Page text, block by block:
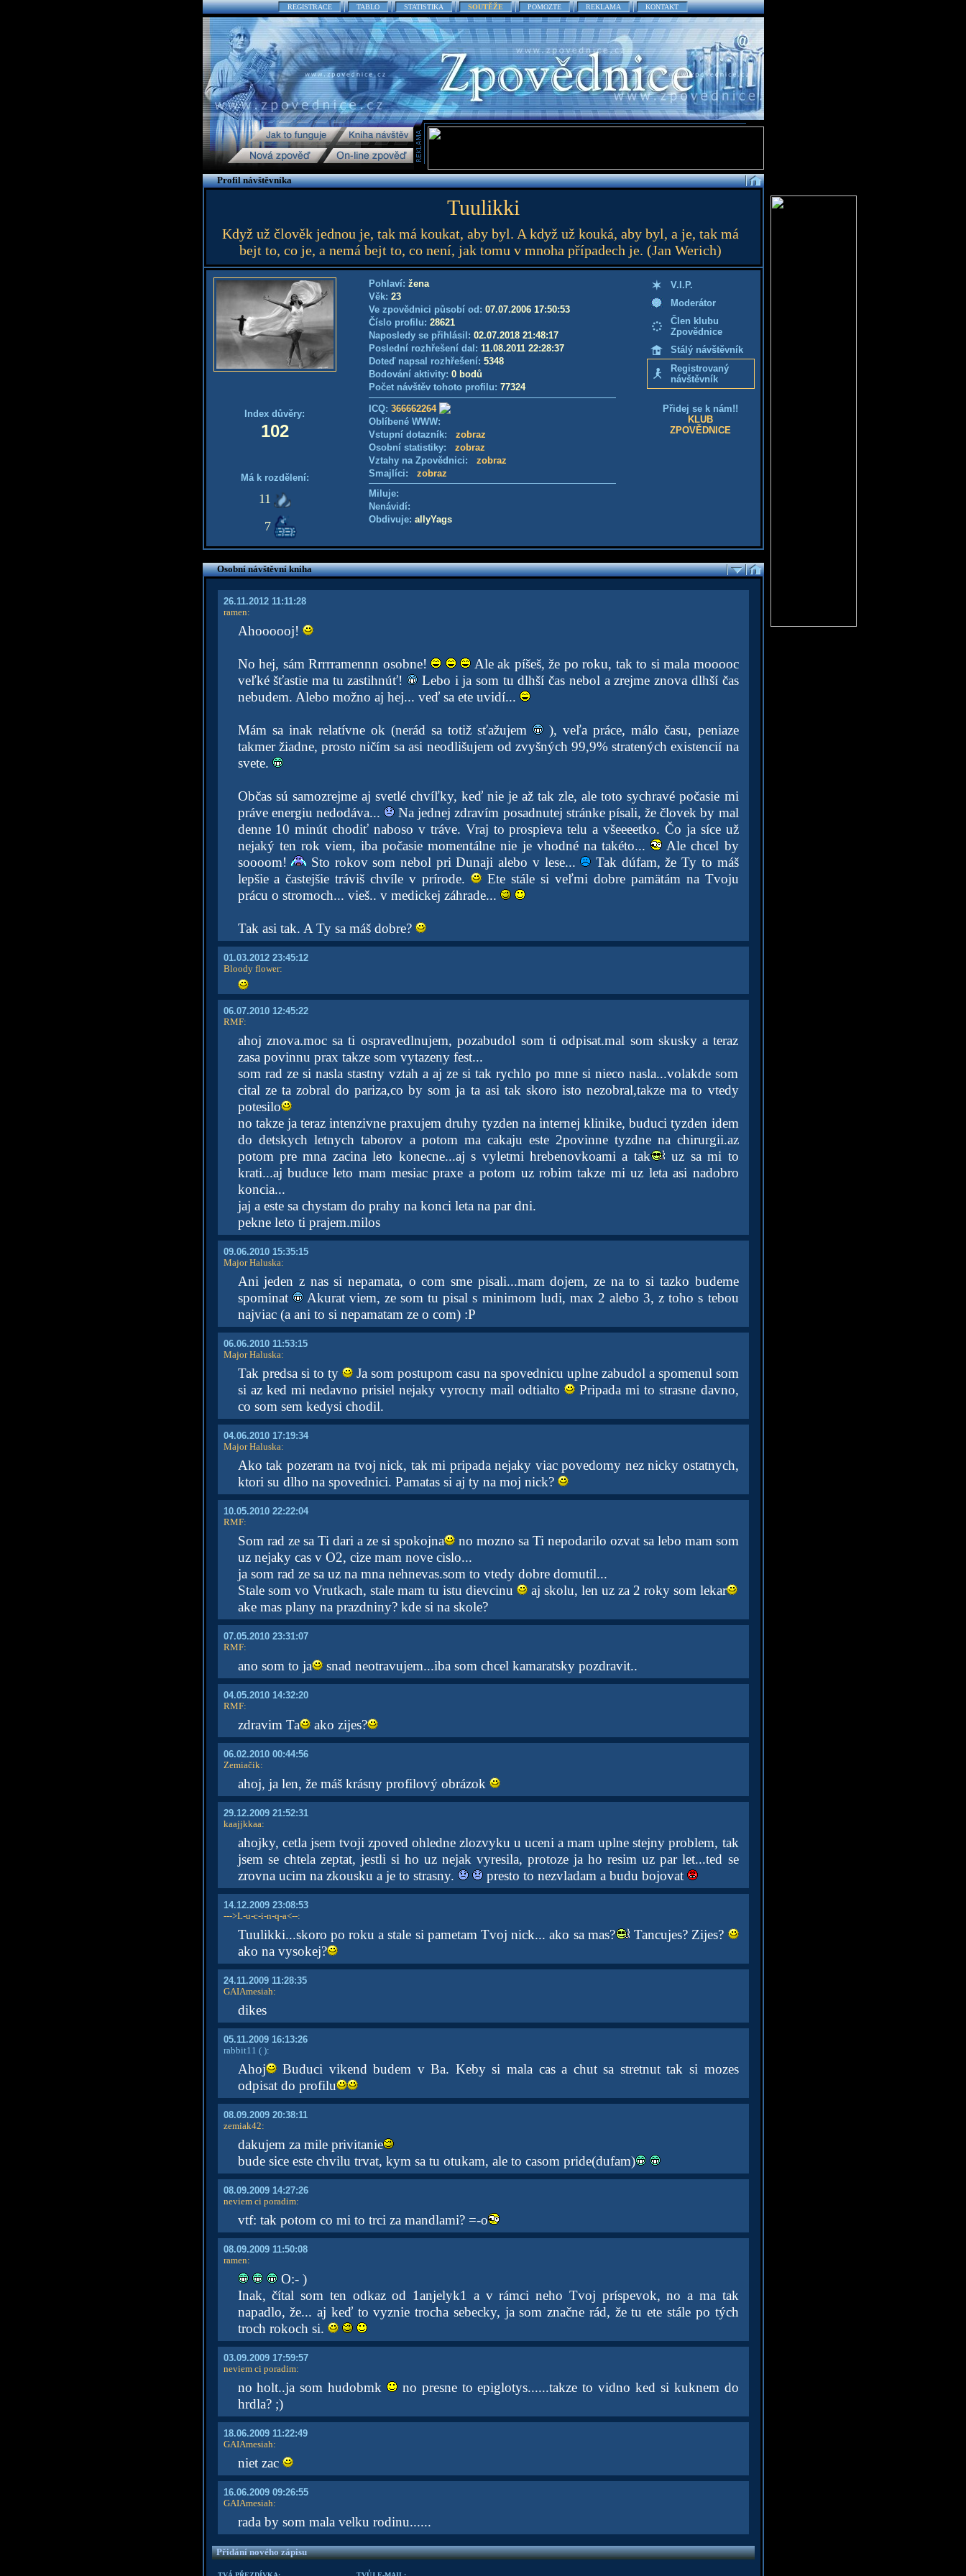
REGISTRACE TABLO STATISTIKA SOUTĚŽE POMOZTE REKLAMA KONTAKT
Profil návštěvníka
Tuulikki
Když už člověk jednou je, tak má koukat, aby byl. A když už kouká, aby byl, a je, tak má
bejt to, co je, a nemá bejt to, co není, jak tomu v mnoha případech je. (Jan Werich)
Index důvěry:
102
Má k rozdělení:
11
7
Pohlaví: žena
Věk: 23
Ve zpovědnici působí od: 07.07.2006 17:50:53
Číslo profilu: 28621
Naposledy se přihlásil: 02.07.2018 21:48:17
Poslední rozhřešení dal: 11.08.2011 22:28:37
Doteď napsal rozhřešení: 5348
Bodování aktivity: 0 bodů
Počet návštěv tohoto profilu: 77324
ICQ: 366662264
Oblíbené WWW:
Vstupní dotazník: zobraz
Osobní statistiky: zobraz
Vztahy na Zpovědnici: zobraz
Smajlíci: zobraz
Miluje:
Nenávidí:
Obdivuje: allyYags
V.I.P.
Moderátor
Člen klubu
Zpovědnice
Stálý návštěvník
Registrovaný
návštěvník
Přidej se k nám!!
KLUB
ZPOVĚDNICE
Osobní návštěvní kniha
26.11.2012 11:11:28
ramen:
Ahoooooj!
No hej, sám Rrrrramennn osobne!
Ale ak píšeš, že po roku, tak to si mala mooooc
veľké šťastie ma tu zastihnúť!
Lebo i ja som tu dlhší čas nebol a zrejme znova dlhší čas
nebudem. Alebo možno aj hej... veď sa ete uvidí...
Mám sa inak relatívne ok (nerád sa totiž sťažujem
), veľa práce, málo času, peniaze
takmer žiadne, prosto ničím sa asi neodlišujem od zvyšných 99,9% stratených existencií na
svete.
Občas sú samozrejme aj svetlé chvíľky, keď nie je až tak zle, ale toto sychravé počasie mi
práve energiu nedodáva...
Na jednej zdravím posadnutej stránke písali, že človek by mal
denne 10 minút chodiť naboso v tráve. Vraj to prospieva telu a všeeeetko. Čo ja síce už
nejaký ten rok viem, iba počasie momentálne nie je vhodné na takéto...
Ale chcel by
soooom!
Sto rokov som nebol pri Dunaji alebo v lese...
Tak dúfam, že Ty to máš
lepšie a častejšie tráviš chvíle v prírode.
Ete stále si veľmi dobre pamätám na Tvoju
prácu o stromoch... vieš.. v medickej záhrade...
Tak asi tak. A Ty sa máš dobre?
01.03.2012 23:45:12
Bloody flower:
06.07.2010 12:45:22
RMF:
ahoj znova.moc sa ti ospravedlnujem, pozabudol som ti odpisat.mal som skusky a teraz
zasa povinnu prax takze som vytazeny fest...
som rad ze si nasla stastny vztah a aj ze si tak rychlo po mne si nieco nasla...volakde som
cital ze ta zobral do pariza,co by som ja ta asi tak skoro isto nezobral,takze ma to vtedy
potesilo
no takze ja teraz intenzivne praxujem druhy tyzden na internej klinike, buduci tyzden idem
do detskych letnych taborov a potom ma cakaju este 2povinne tyzdne na chirurgii.az
potom pre mna zacina leto konecne...aj s vyletmi hrebenovkoami a tak
uz sa mi to
krati...aj buduce leto mam mesiac praxe a potom uz robim takze mi uz leta asi nadobro
koncia...
jaj a este sa chystam do prahy na konci leta na par dni.
pekne leto ti prajem.milos
09.06.2010 15:35:15
Major Haluska:
Ani jeden z nas si nepamata, o com sme pisali...mam dojem, ze na to si tazko budeme
spominat
Akurat viem, ze som tu pisal s minimom ludi, max 2 alebo 3, z toho s tebou
najviac (a ani to si nepamatam ze o com) :P
06.06.2010 11:53:15
Major Haluska:
Tak predsa si to ty
Ja som postupom casu na spovednicu uplne zabudol a spomenul som
si az ked mi nedavno prisiel nejaky vyrocny mail odtialto
Pripada mi to strasne davno,
co som sem kedysi chodil.
04.06.2010 17:19:34
Major Haluska:
Ako tak pozeram na tvoj nick, tak mi pripada nejaky viac povedomy nez nicky ostatnych,
ktori su dlho na spovednici. Pamatas si aj ty na moj nick?
10.05.2010 22:22:04
RMF:
Som rad ze sa Ti dari a ze si spokojna
no mozno sa Ti nepodarilo ozvat sa lebo mam som
uz nejaky cas v O2, cize mam nove cislo...
ja som rad ze sa uz na mna nehnevas.som to vtedy dobre domutil...
Stale som vo Vrutkach, stale mam tu istu dievcinu
aj skolu, len uz za 2 roky som lekar
ake mas plany na prazdniny? kde si na skole?
07.05.2010 23:31:07
RMF:
ano som to ja snad neotravujem...iba som chcel kamaratsky pozdravit..
04.05.2010 14:32:20
RMF:
zdravim Ta ako zijes?
06.02.2010 00:44:56
Zemiačik:
ahoj, ja len, že máš krásny profilový obrázok
29.12.2009 21:52:31
kaajjkkaa:
ahojky, cetla jsem tvoji zpoved ohledne zlozvyku u uceni a mam uplne stejny problem, tak
jsem se chtela zeptat, jestli si ho uz nejak vyresila, protoze ja ho resim uz par let...ted se
zrovna ucim na zkousku a je to strasny.
presto to nezvladam a budu bojovat
14.12.2009 23:08:53
--->L-u-c-i-n-q-a<--:
Tuulikki...skoro po roku a stale si pametam Tvoj nick... ako sa mas?
Tancujes? Zijes?
ako na vysokej?
24.11.2009 11:28:35
GAIAmesiah:
dikes
05.11.2009 16:13:26
rabbit11 ( ):
Ahoj
Buduci vikend budem v Ba. Keby si mala cas a chut sa stretnut tak si mozes
odpisat do profilu
08.09.2009 20:38:11
zemiak42:
dakujem za mile privitanie
bude sice este chvilu trvat, kym sa tu otukam, ale to casom pride(dufam)
08.09.2009 14:27:26
neviem ci poradim:
vtf: tak potom co mi to trci za mandlami? =-o
08.09.2009 11:50:08
ramen:
O:- )
Inak, čítal som ten odkaz od 1anjelyk1 a v rámci neho Tvoj príspevok, no a ma tak
napadlo, že... aj keď to vyznie trocha sebecky, ja som značne rád, že tu ete stále po tých
troch rokoch si.
03.09.2009 17:59:57
neviem ci poradim:
no holt..ja som hudobmk
no presne to epiglotys......takze to vidno ked si kuknem do
hrdla? ;)
18.06.2009 11:22:49
GAIAmesiah:
niet zac
16.06.2009 09:26:55
GAIAmesiah:
rada by som mala velku rodinu......
Přidání nového zápisu